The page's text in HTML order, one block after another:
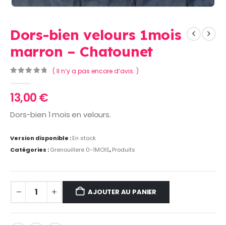
Dors-bien velours 1mois
marron – Chatounet
( Il n’y a pas encore d’avis. )
13,00€
Dors-bien 1 mois en velours.
Version disponible :En stock
Catégories :Grenouillere 0-1MOIS,Produits
AJOUTER AU PANIER